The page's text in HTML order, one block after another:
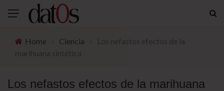
Home Ciencia
Los nefastos efectos de la marihuana